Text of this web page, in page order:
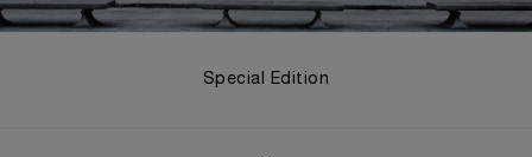
Special Edition